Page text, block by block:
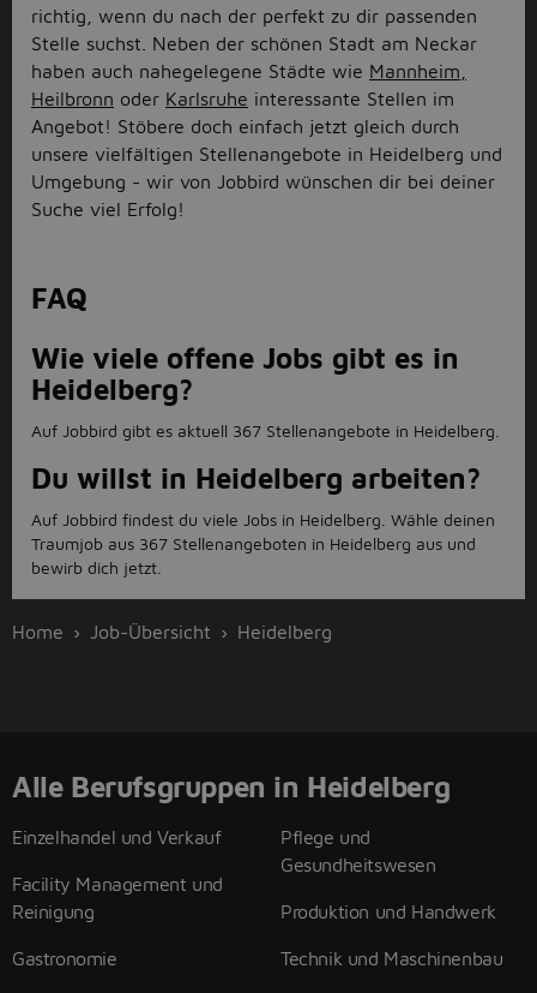
richtig, wenn du nach der perfekt zu dir passenden
Stelle suchst. Neben der schönen Stadt am Neckar
haben auch nahegelegene Städte wie Mannheim,
Heilbronn oder Karlsruhe interessante Stellen im
Angebot! Stöbere doch einfach jetzt gleich durch
unsere vielfältigen Stellenangebote in Heidelberg und
Umgebung - wir von Jobbird wünschen dir bei deiner
Suche viel Erfolg!
FAQ
Wie viele offene Jobs gibt es in
Heidelberg?
Auf Jobbird gibt es aktuell 367 Stellenangebote in Heidelberg.
Du willst in Heidelberg arbeiten?
Auf Jobbird findest du viele Jobs in Heidelberg. Wähle deinen
Traumjob aus 367 Stellenangeboten in Heidelberg aus und
bewirb dich jetzt.
Home Job-Übersicht Heidelberg
Alle Berufsgruppen in Heidelberg
Einzelhandel und Verkauf
Facility Management und
Reinigung
Gastronomie
Pflege und
Gesundheitswesen
Produktion und Handwerk
Technik und Maschinenbau